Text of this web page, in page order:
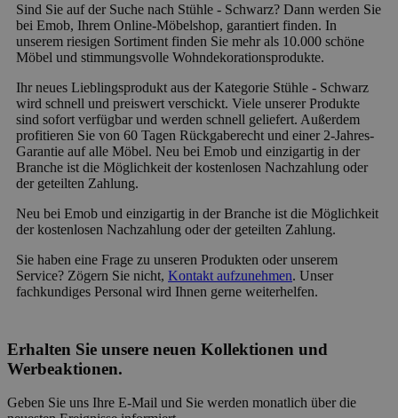
Sind Sie auf der Suche nach Stühle - Schwarz? Dann werden Sie
bei Emob, Ihrem Online-Möbelshop, garantiert finden. In
unserem riesigen Sortiment finden Sie mehr als 10.000 schöne
Möbel und stimmungsvolle Wohndekorationsprodukte.
Ihr neues Lieblingsprodukt aus der Kategorie Stühle - Schwarz
wird schnell und preiswert verschickt. Viele unserer Produkte
sind sofort verfügbar und werden schnell geliefert. Außerdem
profitieren Sie von 60 Tagen Rückgaberecht und einer 2-Jahres-
Garantie auf alle Möbel. Neu bei Emob und einzigartig in der
Branche ist die Möglichkeit der kostenlosen Nachzahlung oder
der geteilten Zahlung.
Neu bei Emob und einzigartig in der Branche ist die Möglichkeit
der kostenlosen Nachzahlung oder der geteilten Zahlung.
Sie haben eine Frage zu unseren Produkten oder unserem
Service? Zögern Sie nicht, Kontakt aufzunehmen. Unser
fachkundiges Personal wird Ihnen gerne weiterhelfen.
Erhalten Sie unsere neuen Kollektionen und
Werbeaktionen.
Geben Sie uns Ihre E-Mail und Sie werden monatlich über die